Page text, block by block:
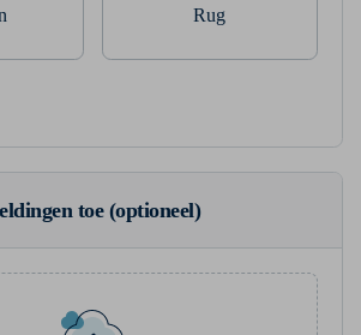
Rug
toe (optioneel)